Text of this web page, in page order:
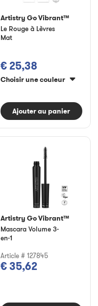
Artistry Go Vibrant™
Le Rouge à Lèvres
Mat
€ 25,38
Choisir une couleur
Ajouter au panier
Artistry Go Vibrant™
Mascara Volume 3-
en-1
Article # 127845
€ 35,62